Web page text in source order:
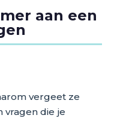
aan een
vergeet ze
vragen die je